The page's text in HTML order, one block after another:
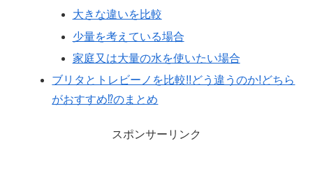
大きな違いを比較
少量を考えている場合
家庭又は大量の水を使いたい場合
ブリタとトレビーノを比較!!どう違うのか!どちら
がおすすめ⁉のまとめ
スポンサーリンク